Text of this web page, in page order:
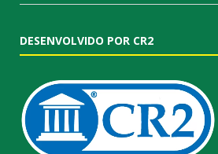
DESENVOLVIDO POR CR2